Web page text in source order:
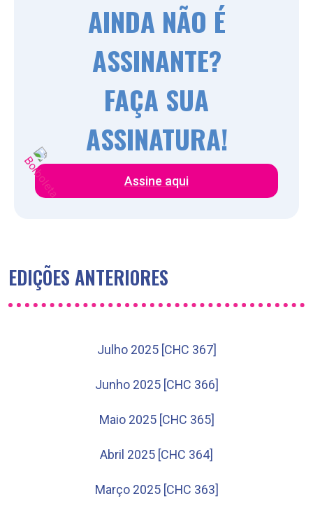
AINDA NÃO É
ASSINANTE?
FAÇA SUA
ASSINATURA!
Assine aqui
EDIÇÕES ANTERIORES
Julho 2025 [CHC 367]
Junho 2025 [CHC 366]
Maio 2025 [CHC 365]
Abril 2025 [CHC 364]
Março 2025 [CHC 363]